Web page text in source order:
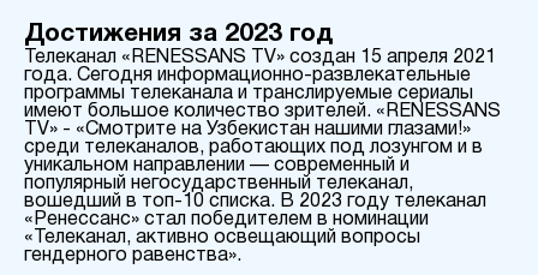
Достижения за 2023 год
Телеканал «RENESSANS TV» создан 15 апреля 2021
года. Сегодня информационно-развлекательные
программы телеканала и транслируемые сериалы
имеют большое количество зрителей. «RENESSANS
TV» - «Смотрите на Узбекистан нашими глазами!»
среди телеканалов, работающих под лозунгом и в
уникальном направлении — современный и
популярный негосударственный телеканал,
вошедший в топ-10 списка. В 2023 году телеканал
«Ренессанс» стал победителем в номинации
«Телеканал, активно освещающий вопросы
гендерного равенства».